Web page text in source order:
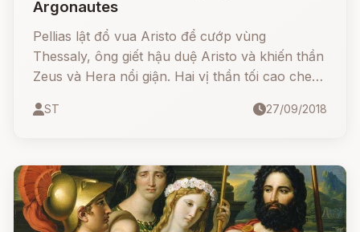
Argonautes
Pellias lật đổ vua Aristo để cướp vùng
Thessaly, ông giết hậu duệ Aristo và khiến thần
Zeus và Hera nổi giận. Hai vị thần tối cao che
sau này cậu thực hiện được việc lập đổ Pellias
ST 27/09/2018